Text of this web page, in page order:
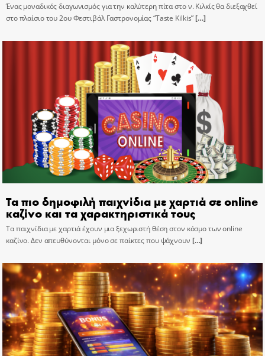
Ένας μοναδικός διαγωνισμός για την καλύτερη πίτα στο ν. Κιλκίς θα διεξαχθεί
στο πλαίσιο του 2ου Φεστιβάλ Γαστρονομίας “Taste Kilkis”[…]
Τα πιο δημοφιλή παιχνίδια με χαρτιά σε online
καζίνο και τα χαρακτηριστικά τους
Τα παιχνίδια με χαρτιά έχουν μια ξεχωριστή θέση στον κόσμο των online
καζίνο. Δεν απευθύνονται μόνο σε παίκτες που ψάχνουν […]